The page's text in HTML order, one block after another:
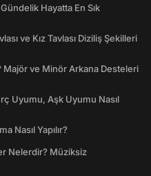
Hayatta En Sık
ve Kız Tavlası Diziliş Şekilleri
Majör ve Minör Arkana Desteleri
Uyumu, Aşk Uyumu Nasıl
Nasıl Yapılır?
Nelerdir? Müziksiz